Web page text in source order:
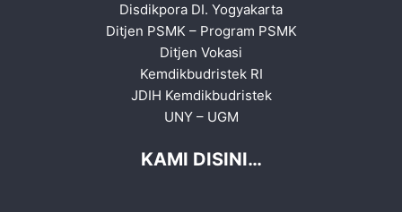
Disdikpora DI. Yogyakarta
Ditjen PSMK – Program PSMK
Ditjen Vokasi
Kemdikbudristek RI
JDIH Kemdikbudristek
UNY– UGM
KAMI DISINI…